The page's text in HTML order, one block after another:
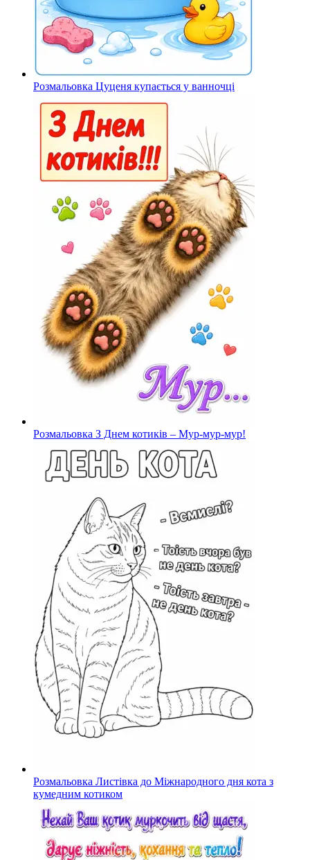
Розмальовка Цуценя купається у ванночці
Розмальовка З Днем котиків – Мур-мур-мур!
Розмальовка Листівка до Міжнародного дня кота з
кумедним котиком